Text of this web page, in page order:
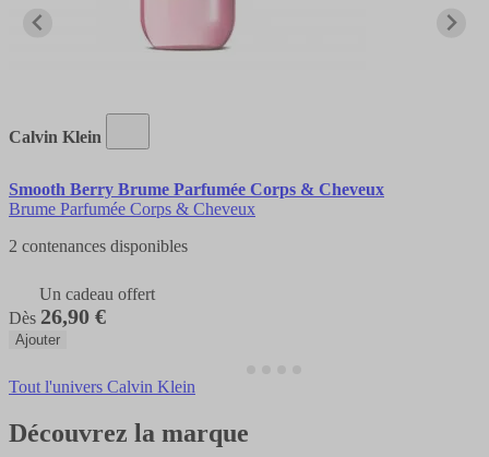
Calvin Klein
Smooth Berry Brume Parfumée Corps & Cheveux
Brume Parfumée Corps & Cheveux
2 contenances disponibles
Un cadeau offert
Dès 26,90 €
Ajouter
Tout l'univers Calvin Klein
Découvrez la marque